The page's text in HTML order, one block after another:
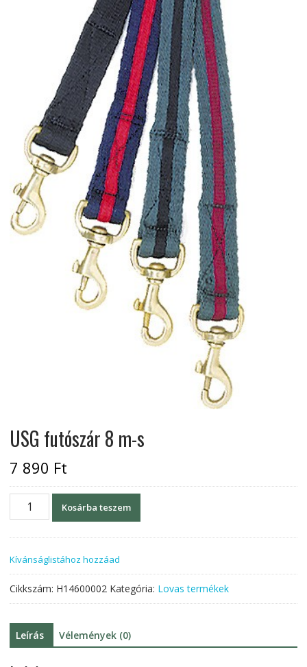
USG futószár 8 m-s
7 890 Ft
futószár
s
mennyiség
Kosárba teszem
Kívánságlistához hozzáad
Cikkszám: H14600002 Kategória: Lovas termékek
Leírás Vélemények (0)